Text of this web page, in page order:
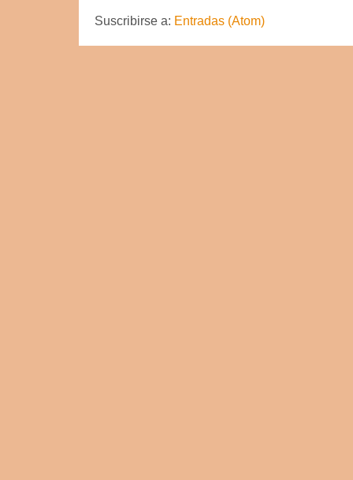
Suscribirse a: Entradas (Atom)